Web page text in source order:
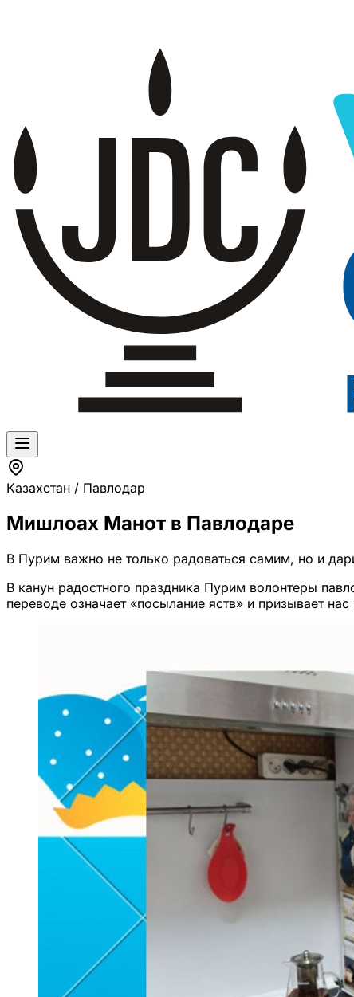
Казахстан / Павлодар
Мишлоах Манот в Павлодаре
В Пурим важно не только радоваться самим, но и
В канун радостного праздника Пурим волонтеры
переводе означает «посылание яств» и призывает